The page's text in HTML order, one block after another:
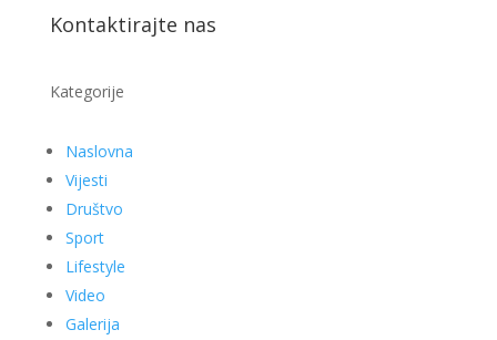
Kontaktirajte nas
Kategorije
Naslovna
Vijesti
Društvo
Sport
Lifestyle
Video
Galerija